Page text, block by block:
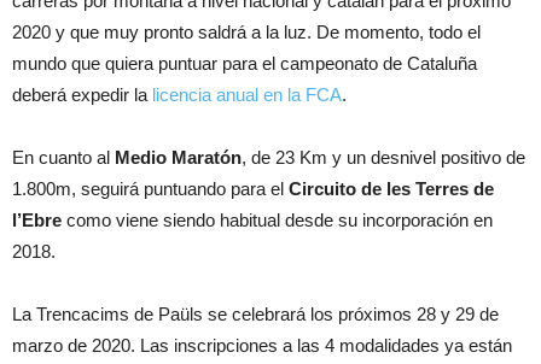
2020 y que muy pronto saldrá a la luz. De momento, todo el
mundo que quiera puntuar para el campeonato de Cataluña
deberá expedir la licencia anual en la FCA.
En cuanto al Medio Maratón, de 23 Km y un desnivel positivo de
1.800m, seguirá puntuando para el Circuito de les Terres de
l’Ebre como viene siendo habitual desde su incorporación en
2018.
La Trencacims de Paüls se celebrará los próximos 28 y 29 de
marzo de 2020. Las inscripciones a las 4 modalidades ya están